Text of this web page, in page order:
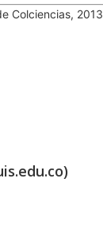
Colciencias, 2013